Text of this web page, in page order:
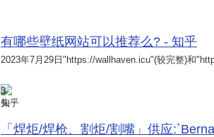
有哪些壁纸网站可以推荐么? - 知乎
2023年7月29日 "https://wallhaven.icu"(较完整)和
3
知乎
「焊炬/焊枪、割炬/割嘴」供应